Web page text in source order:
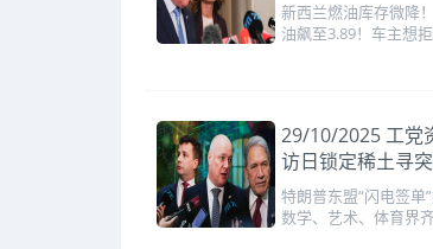
新西兰燃油库存微降
油飙至3.89！车主想
29/10/2025 工党
访日锁定稀土寻
特朗普东盟“闪电签单
数学、艺术、体育界